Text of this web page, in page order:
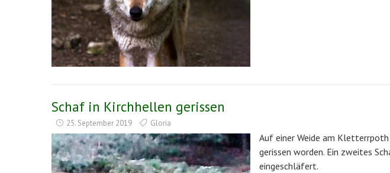
Schaf in Kirchhellen gerissen
25. September 2019 Gloria
Auf einer Weide am
gerissen worden. Ein zweites
eingeschläfert.